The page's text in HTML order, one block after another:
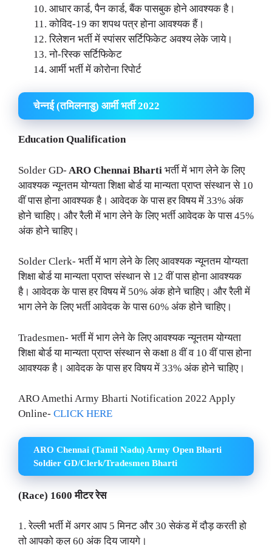
आधार कार्ड, पैन कार्ड, बैंक पासबुक होने आवश्यक है।
कोविद-19 का शपथ पत्र होना आवश्यक हैं।
रिलेशन भर्ती में स्पांसर सर्टिफिकेट अवश्य लेके जाये।
नो-रिस्क सर्टिफिकेट
आर्मी भर्ती में कोरोना रिपोर्ट
चेन्नई (तमिलनाडु) आर्मी भर्ती 2022
Education Qualification
Solder GD- ARO Chennai Bharti भर्ती में भाग लेने के लिए
आवश्यक न्यूनतम योग्यता शिक्षा बोर्ड या मान्यता प्राप्त संस्थान से 10
वीं पास होना आवश्यक है। आवेदक के पास हर विषय में 33% अंक
होने चाहिए। और रैली में भाग लेने के लिए भर्ती आवेदक के पास 45%
अंक होने चाहिए।
Solder Clerk- भर्ती में भाग लेने के लिए आवश्यक न्यूनतम योग्यता
शिक्षा बोर्ड या मान्यता प्राप्त संस्थान से 12 वीं पास होना आवश्यक
है। आवेदक के पास हर विषय में 50% अंक होने चाहिए। और रैली में
भाग लेने के लिए भर्ती आवेदक के पास 60% अंक होने चाहिए।
Tradesmen- भर्ती में भाग लेने के लिए आवश्यक न्यूनतम योग्यता
शिक्षा बोर्ड या मान्यता प्राप्त संस्थान से कक्षा 8 वीं व 10 वीं पास होना
आवश्यक है। आवेदक के पास हर विषय में 33% अंक होने चाहिए।
ARO Amethi Army Bharti Notification 2022 Apply
Online- CLICK HERE
ARO Chennai (Tamil Nadu) Army Open Bharti
Soldier GD/Clerk/Tradesmen Bharti
(Race) 1600 मीटर रेस
1. रेल्ली भर्ती में अगर आप 5 मिनट और 30 सेकंड में दौड़ करती हो
तो आपको कुल 60 अंक दिय जायगे।